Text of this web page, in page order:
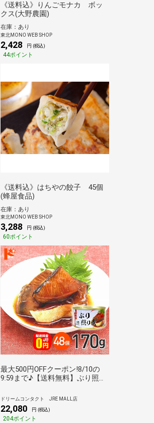
《送料込》りんごモナカ ボッ
クス(大野農園)
在庫：あり
東北MONO WEB SHOP
2,428 円 (税込)
44ポイント
《送料込》はちやの餃子 45個
(蜂屋食品)
在庫：あり
東北MONO WEB SHOP
3,288 円 (税込)
60ポイント
最大500円OFFクーポン!8/10の
9:59まで♪【送料無料】ぶり照り
8★ / 気仙沼ほてい株式会社
ドリームコンタクト JRE MALL店
22,080 円 (税込)
204ポイント